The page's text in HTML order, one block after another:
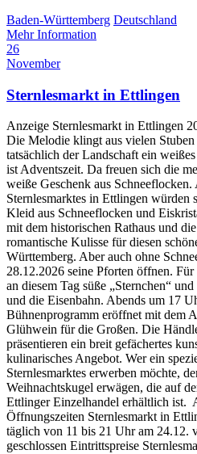
Baden-Württemberg Deutschland
Mehr Information
26
November
Sternlesmarkt in Ettlingen
Anzeige Sternlesmarkt in Ettlingen
Die Melodie klingt aus vielen
tatsächlich der Landschaft ein
ist Adventszeit. Da freuen sich die
weiße Geschenk aus
Sternlesmarktes in Ettlingen würden
Kleid aus Schneeflocken und
mit dem historischen Rathaus und
romantische Kulisse für diesen
Württemberg. Aber auch ohne
28.12.2026 seine Pforten öffnen.
an diesem Tag süße „Sternchen“
und die Eisenbahn. Abends um 17
Bühnenprogramm eröffnet mit dem
Glühwein für die Großen. Die
präsentieren ein breit gefächertes
kulinarisches Angebot. Wer ein
Sternlesmarktes erwerben möchte,
Weihnachtskugel erwägen, die auf
Ettlinger Einzelhandel erhältlich ist.
Öffnungszeiten Sternlesmarkt in
täglich von 11 bis 21 Uhr am 24.12.
geschlossen Eintrittspreise